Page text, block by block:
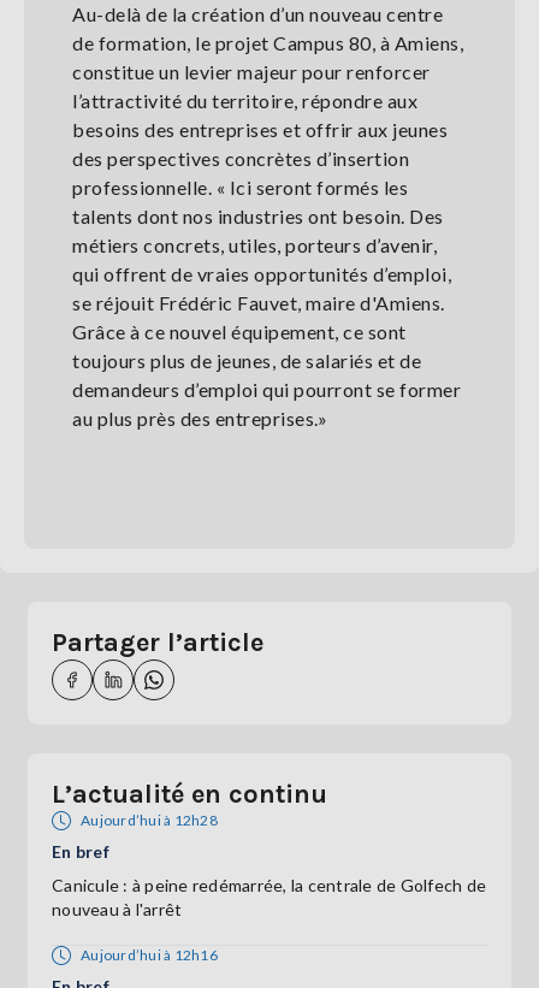
Au-delà de la création d’un nouveau centre
de formation, le projet Campus 80, à Amiens,
constitue un levier majeur pour renforcer
l’attractivité du territoire, répondre aux
besoins des entreprises et offrir aux jeunes
des perspectives concrètes d’insertion
professionnelle. « Ici seront formés les
talents dont nos industries ont besoin. Des
métiers concrets, utiles, porteurs d’avenir,
qui offrent de vraies opportunités d’emploi,
se réjouit Frédéric Fauvet, maire d'Amiens.
Grâce à ce nouvel équipement, ce sont
toujours plus de jeunes, de salariés et de
demandeurs d’emploi qui pourront se former
au plus près des entreprises.»
Partager l’article
L’actualité en continu
Aujourd’hui à 12h28
En bref
Canicule : à peine redémarrée, la centrale de Golfech de
nouveau à l'arrêt
Aujourd’hui à 12h16